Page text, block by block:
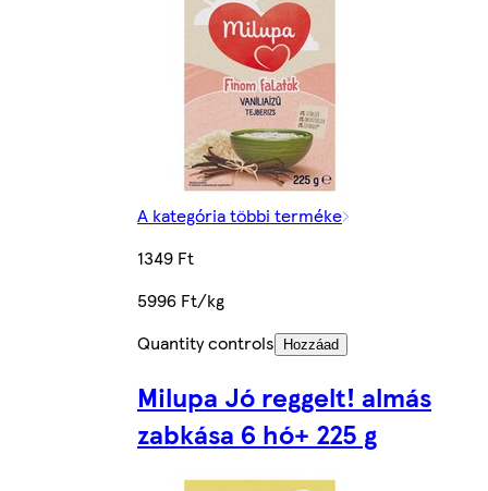
A kategória többi terméke
1349 Ft
5996 Ft/kg
Quantity controls
Hozzáad
Milupa Jó reggelt! almás
zabkása 6 hó+ 225 g